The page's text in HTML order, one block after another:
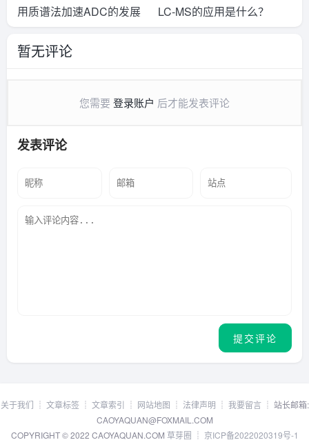
用质谱法加速ADC的发展 LC-MS的应用是什么？
暂无评论
您需要 登录账户 后才能发表评论
发表评论
关于我们 ┊ 文章标签┊ 文章索引 ┊ 网站地图 ┊ 法律声明 ┊ 我要留言┊ 站长邮箱:
CAOYAQUAN@FOXMAIL.COM
COPYRIGHT © 2022 CAOYAQUAN.COM 草芽圈 ┊ 京ICP备2022020319号-1